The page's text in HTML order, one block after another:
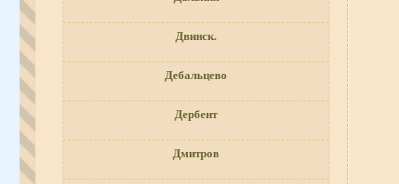
Двинск.
Дебальцево
Дербент
Дмитров